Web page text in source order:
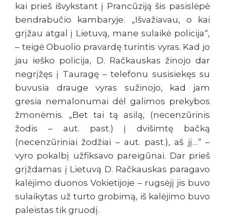
kai prieš išvykstant į Prancūziją šis pasislėpė
bendrabučio kambaryje. „Išvažiavau, o kai
grįžau atgal į Lietuvą, mane sulaikė policija“,
– teigė Obuolio pravardę turintis vyras. Kad jo
jau ieško policija, D. Račkauskas žinojo dar
negrįžęs į Tauragę – telefonu susisiekęs su
buvusia drauge vyras sužinojo, kad jam
gresia nemalonumai dėl galimos prekybos
žmonėmis. „Bet tai tą asilą, (necenzūrinis
žodis – aut. past.) į dvišimtę bačką
(necenzūriniai žodžiai – aut. past.), aš jį…“ –
vyro pokalbį užfiksavo pareigūnai. Dar prieš
grįždamas į Lietuvą D. Račkauskas paragavo
kalėjimo duonos Vokietijoje – rugsėjį jis buvo
sulaikytas už turto grobimą, iš kalėjimo buvo
paleistas tik gruodį.